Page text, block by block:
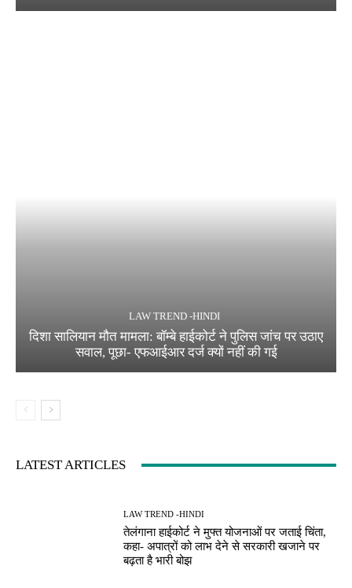
LAW TREND -HINDI
दिशा सालियान मौत मामला: बॉम्बे हाईकोर्ट ने पुलिस जांच पर उठाए
सवाल, पूछा- एफआईआर दर्ज क्यों नहीं की गई
LATEST ARTICLES
LAW TREND -HINDI
तेलंगाना हाईकोर्ट ने मुफ्त योजनाओं पर जताई चिंता,
कहा- अपात्रों को लाभ देने से सरकारी खजाने पर
बढ़ता है भारी बोझ